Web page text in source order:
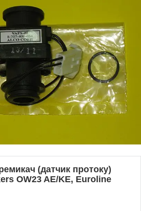
(датчик протоку)
OW23 AE/KE, Euroline